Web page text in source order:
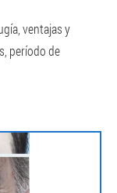
ventajas y
período de